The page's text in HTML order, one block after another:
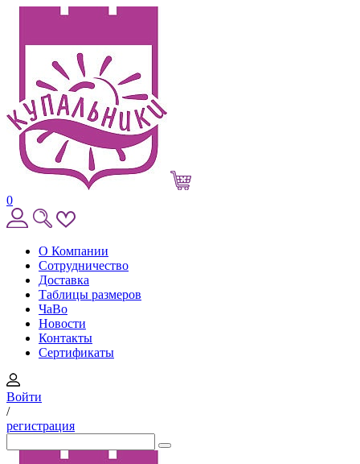
0
О Компании
Сотрудничество
Доставка
Таблицы размеров
ЧаВо
Новости
Контакты
Сертификаты
Войти
/
регистрация